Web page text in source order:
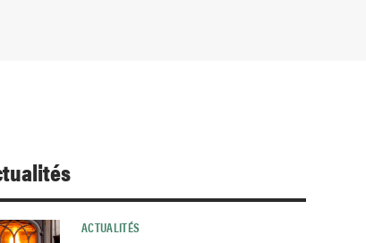
ACTUALITÉS